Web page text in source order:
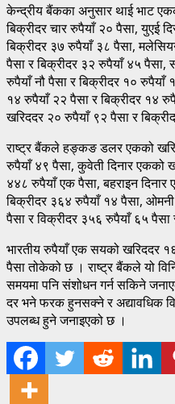
केन्द्रीय बैंकका अनुसार थाई भाट
बिक्रीदर चार रुपैयाँ २० पैसा, युएई
बिक्रीदर ३७ रुपैयाँ ३८ पैसा,
पैसा र बिक्रीदर ३२ रुपैयाँ ४५
रुपैयाँ नौ पैसा र बिक्रीदर १०
१४ रुपैयाँ २२ पैसा र बिक्रीदर १४
खरिददर २० रुपैयाँ ९२ पैसा र
राष्ट्र बैंकले हङ्कङ डलर एकको
रुपैयाँ ४९ पैसा, कुवेती दिनार एकको
४४८ रुपैयाँ एक पैसा, बहराइन
बिक्रीदर ३६४ रुपैयाँ १४ पैसा,
पैसा र विक्रीदर ३५६ रुपैयाँ ६५ पैसा
भारतीय रुपैयाँ एक सयको खरिददर
पैसा तोकेको छ । राष्ट्र बैंकले यो
समयमा पनि संशोधन गर्न सकिने
दर भने फरक हुनसक्ने र अद्यावधिक
उपलब्ध हुने जनाइएको छ ।